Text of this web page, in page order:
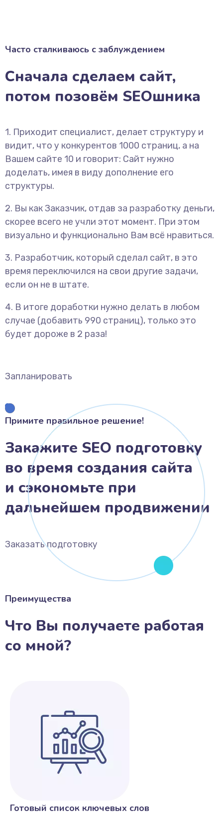
Часто сталкиваюсь с заблуждением
Сначала сделаем сайт,
потом позовём SEOшника
1. Приходит специалист, делает структуру и
видит, что у конкурентов 1000 страниц, а на
Вашем сайте 10 и говорит: Сайт нужно
доделать, имея в виду дополнение его
структуры.
2. Вы как Заказчик, отдав за разработку деньги,
скорее всего не учли этот момент. При этом
визуально и функционально Вам всё нравиться.
3. Разработчик, который сделал сайт, в это
время переключился на свои другие задачи,
если он не в штате.
4. В итоге доработки нужно делать в любом
случае (добавить 990 страниц), только это
будет дороже в 2 раза!
Запланировать
Примите правильное решение!
Закажите SEO подготовку
во время создания сайта
и сэкономьте при
дальнейшем продвижении
Заказать подготовку
Преимущества
Что Вы получаете работая
со мной?
Готовый список ключевых слов